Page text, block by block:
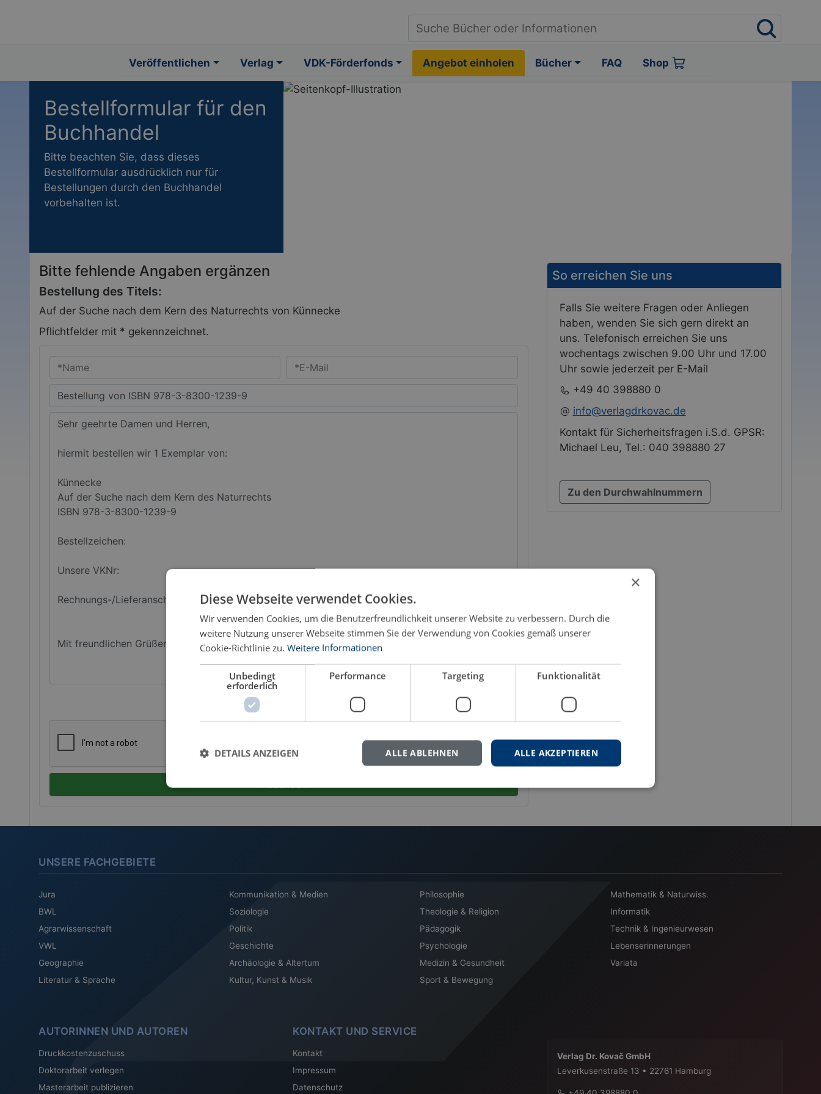
Veröffentlichen Verlag VDK-Förderfonds Angebot einholen Bücher FAQ Shop
Bestellformular für den
Buchhandel
Bitte beachten Sie, dass dieses
Bestellformular ausdrücklich nur für
Bestellungen durch den Buchhandel
vorbehalten ist.
Bitte fehlende Angaben ergänzen
Bestellung des Titels:
Auf der Suche nach dem Kern des Naturrechts von Künnecke
Pflichtfelder mit * gekennzeichnet.
Ihr Name Ihre *E-Mail-Adresse
Betreff
Ihre *Nachricht
Datenschutzhinweis
So erreichen Sie uns
Falls Sie weitere Fragen oder Anliegen
haben, wenden Sie sich gern direkt an
uns. Telefonisch erreichen Sie uns
wochentags zwischen 9.00 Uhr und 17.00
Uhr sowie jederzeit per E-Mail
+49 40 398880 0
info@verlagdrkovac.de
Kontakt für Sicherheitsfragen i.S.d. GPSR:
Michael Leu, Tel.: 040 398880 27
Zu den Durchwahlnummern
UNSERE FACHGEBIETE
Jura
BWL
Agrarwissenschaft
VWL
Geographie
Literatur & Sprache
Kommunikation & Medien
Soziologie
Politik
Geschichte
Archäologie & Altertum
Kultur, Kunst & Musik
Philosophie
Theologie & Religion
Pädagogik
Psychologie
Medizin & Gesundheit
Sport & Bewegung
Mathematik & Naturwiss.
Informatik
Technik & Ingenieurwesen
Lebenserinnerungen
Variata
AUTORINNEN UND AUTOREN
Druckkostenzuschuss
Doktorarbeit verlegen
Masterarbeit publizieren
KONTAKT UND SERVICE
Kontakt
Impressum
Datenschutz
Verlag Dr. Kovač GmbH
Leverkusenstraße 13 • 22761 Hamburg
×
Diese Webseite verwendet Cookies.
Wir verwenden Cookies, um die Benutzerfreundlichkeit unserer Website zu verbessern. Durch die
weitere Nutzung unserer Webseite stimmen Sie der Verwendung von Cookies gemäß unserer
Cookie-Richtlinie zu. Weitere Informationen
Unbedingt
erforderlich
Performance Targeting Funktionalität
ALLE AKZEPTIEREN
ALLE ABLEHNEN
DETAILS ANZEIGEN